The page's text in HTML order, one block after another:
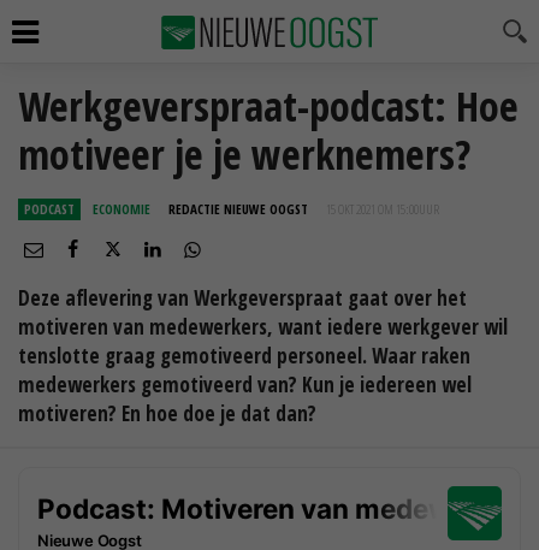
Werkgeverspraat-podcast: Hoe
motiveer je je werknemers?
PODCAST ECONOMIE REDACTIE NIEUWE OOGST 15 OKT 2021 OM 15:00
Deze aflevering van Werkgeverspraat gaat over het
motiveren van medewerkers, want iedere werkgever wil
tenslotte graag gemotiveerd personeel. Waar raken
medewerkers gemotiveerd van? Kun je iedereen wel
motiveren? En hoe doe je dat dan?